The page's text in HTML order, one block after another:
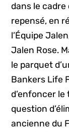
dans le
repensé, en
l’Équipe
Jalen Rose.
le parquet
Bankers Life
d’enfoncer
question
ancienne du